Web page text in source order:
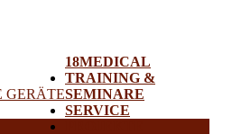
18MEDICAL
GERÄTE
TRAINING &
SEMINARE
SERVICE